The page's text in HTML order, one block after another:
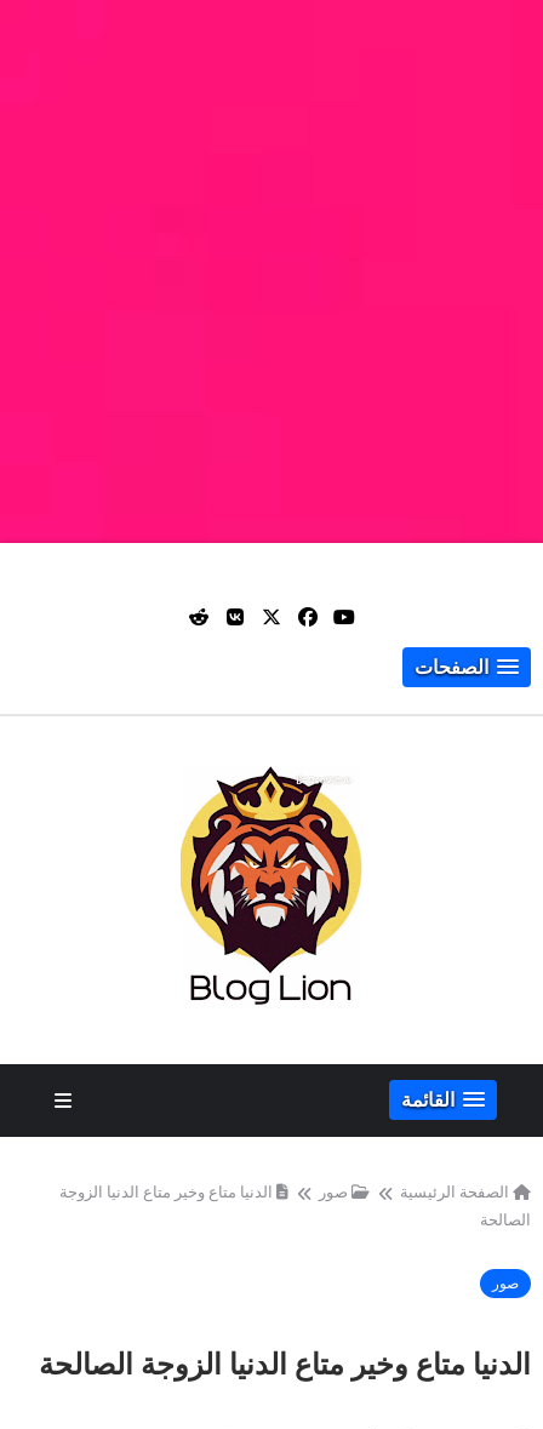
الصفحات
القائمة
الصفحة الرئيسية صور
الدنيا متاع وخير متاع الدنيا الزوجة
الصالحة
صور
الدنيا متاع وخير متاع الدنيا الزوجة الصالحة